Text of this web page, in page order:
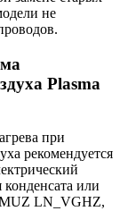
не
Plasma
при
рекомендуется
конденсата или
MUZ LN_VGHZ,